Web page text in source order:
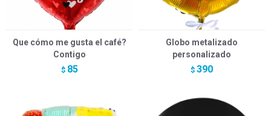
Que cómo me gusta el café?
Contigo
$ 85
Globo metalizado
personalizado
$ 390